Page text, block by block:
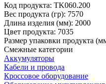
Код продукта: TK060.200
Вес продукта (гр): 7570
Длина изделия (мм): 2000
Цвет продукта: 7035
Размер упаковки продукта
Смежные категории
Аккумуляторы
Кабели и провода
Кроссовое оборудование